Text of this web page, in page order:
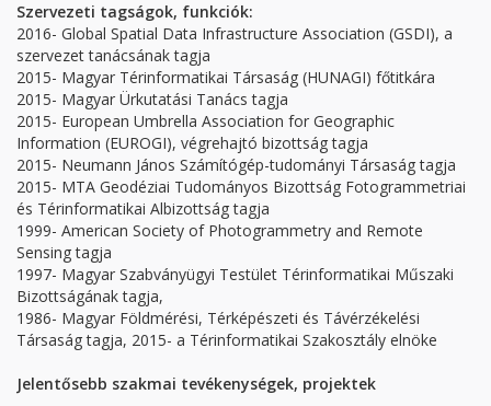
Szervezeti tagságok, funkciók:
2016- Global Spatial Data Infrastructure Association (GSDI), a
szervezet tanácsának tagja
2015- Magyar Térinformatikai Társaság (HUNAGI) főtitkára
2015- Magyar Ürkutatási Tanács tagja
2015- European Umbrella Association for Geographic
Information (EUROGI), végrehajtó bizottság tagja
2015- Neumann János Számítógép-tudományi Társaság tagja
2015- MTA Geodéziai Tudományos Bizottság Fotogrammetriai
és Térinformatikai Albizottság tagja
1999- American Society of Photogrammetry and Remote
Sensing tagja
1997- Magyar Szabványügyi Testület Térinformatikai Műszaki
Bizottságának tagja,
1986- Magyar Földmérési, Térképészeti és Távérzékelési
Társaság tagja, 2015- a Térinformatikai Szakosztály elnöke
Jelentősebb szakmai tevékenységek, projektek